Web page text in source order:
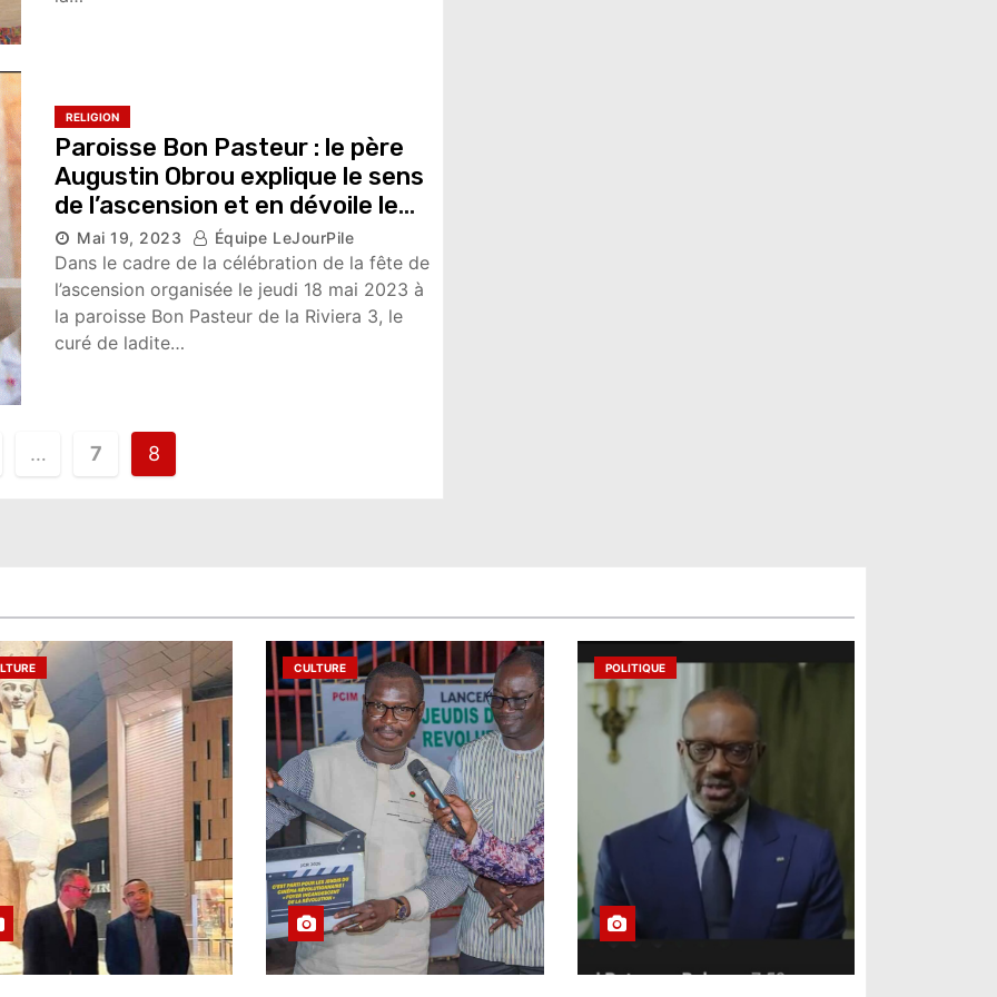
RELIGION
Paroisse Bon Pasteur : le père
Augustin Obrou explique le sens
de l’ascension et en dévoile le
mystère
9,456 vues
Mai 19, 2023 Équipe LeJourPile
Dans le cadre de la célébration de la fête de
l’ascension organisée le jeudi 18 mai 2023 à
la paroisse Bon Pasteur de la Riviera 3, le
curé de ladite…
… 7 8
CULTURE POLITIQUE